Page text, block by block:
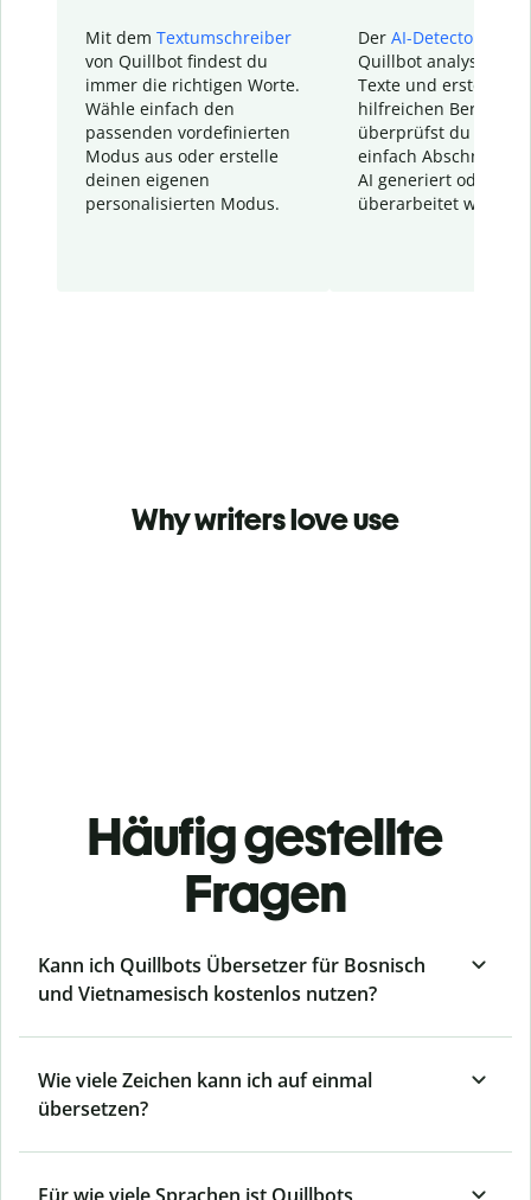
Mit dem Textumschreiber
von Quillbot findest du
immer die richtigen Worte.
Wähle einfach den
passenden vordefinierten
Modus aus oder erstelle
deinen eigenen
personalisierten Modus.
Der AI-Detector
Quillbot analysiert
Texte und erstellt
hilfreichen Bericht.
überprüfst du
einfach Abschnitte,
AI generiert oder
überarbeitet wurden.
Why writers love use
Häufig gestellte
Fragen
Kann ich Quillbots Übersetzer für Bosnisch
und Vietnamesisch kostenlos nutzen?
Wie viele Zeichen kann ich auf einmal
übersetzen?